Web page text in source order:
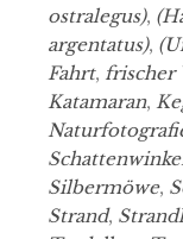
ostralegus),
argentatus),
Fahrt, frischer
Katamaran,
Silbermöwe,
Strand,